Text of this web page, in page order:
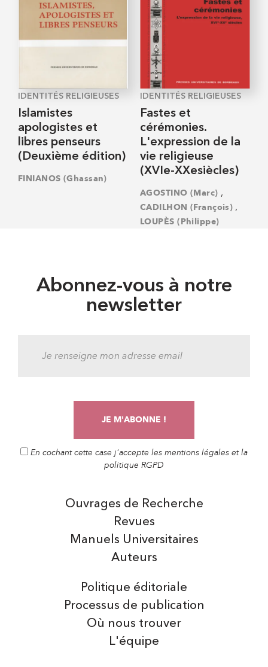
IDENTITÉS RELIGIEUSES
Islamistes
apologistes et
libres penseurs
(Deuxième édition)
FINIANOS (Ghassan)
IDENTITÉS RELIGIEUSES
Fastes et
cérémonies.
L'expression de la
vie religieuse
(XVIe-XXesiècles)
AGOSTINO (Marc) ,
CADILHON (François) ,
LOUPÈS (Philippe)
Abonnez-vous à notre
newsletter
En cochant cette case j'accepte les mentions légales et la
politique RGPD
Auteurs
Manuels Universitaires
Ouvrages de Recherche
Revues
Politique éditoriale
Processus de publication
Où nous trouver
L'équipe